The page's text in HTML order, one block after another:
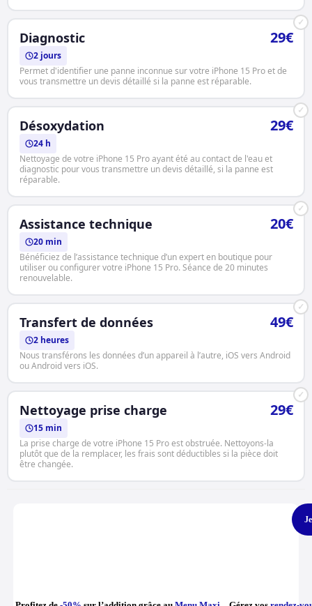
✓
Diagnostic 29€
2 jours
Permet d'identifier une panne inconnue sur votre iPhone 15 Pro et de
vous transmettre un devis détaillé si la panne est réparable.
✓
Désoxydation 29€
24 h
Nettoyage de votre iPhone 15 Pro ayant été au contact de l'eau et
diagnostic pour vous transmettre un devis détaillé, si la panne est
réparable.
✓
Assistance technique 20€
20 min
Bénéficiez de l’assistance technique d’un expert en boutique pour
utiliser ou configurer votre iPhone 15 Pro. Séance de 20 minutes
renouvelable.
✓
Transfert de données 49€
2 heures
Nous transférons les données d’un appareil à l’autre, iOS vers Android
ou Android vers iOS.
✓
Nettoyage prise charge 29€
15 min
La prise charge de votre iPhone 15 Pro est obstruée. Nettoyons-la
plutôt que de la remplacer, les frais sont déductibles si la pièce doit
être changée.